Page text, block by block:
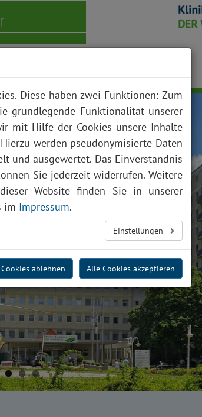
Diese haben zwei Funktionen: Zum
grundlegende Funktionalität unserer
mit Hilfe der Cookies unsere Inhalte
werden pseudonymisierte Daten
und ausgewertet. Das Einverständnis
Sie jederzeit widerrufen. Weitere
Website finden Sie in unserer
im Impressum.
Einstellungen
ablehnen Alle Cookies akzeptieren